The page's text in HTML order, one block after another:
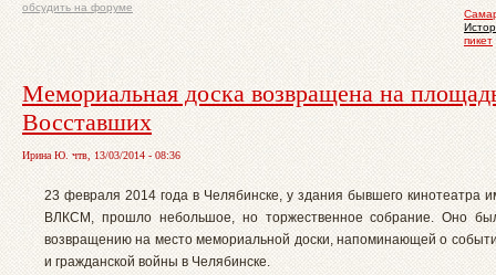
пикет
обсудить на форуме
Мемориальная доска возвращена на
Восставших
Ирина Ю. чтв, 13/03/2014 - 08:36
23 февраля 2014 года в Челябинске, у здания бывшего кинотеатра
ВЛКСМ, прошло небольшое, но торжественное собрание. Оно
возвращению на место мемориальной доски, напоминающей о
и гражданской войны в Челябинске.